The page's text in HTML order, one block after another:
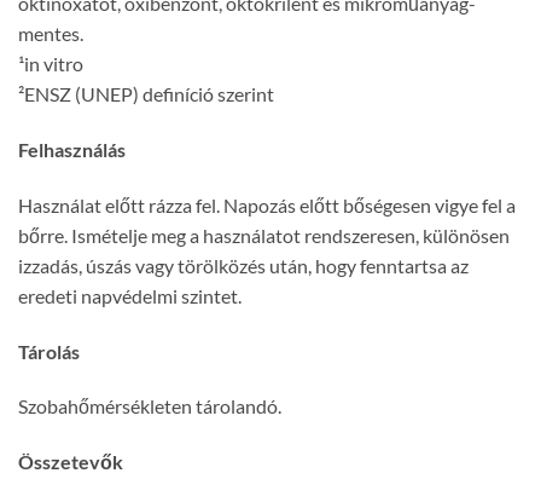
mentes.
¹in vitro
²ENSZ (UNEP) definíció szerint
Felhasználás
Használat előtt rázza fel. Napozás előtt bőségesen vigye fel a
bőrre. Ismételje meg a használatot rendszeresen, különösen
izzadás, úszás vagy törölközés után, hogy fenntartsa az
eredeti napvédelmi szintet.
Tárolás
Szobahőmérsékleten tárolandó.
Összetevők